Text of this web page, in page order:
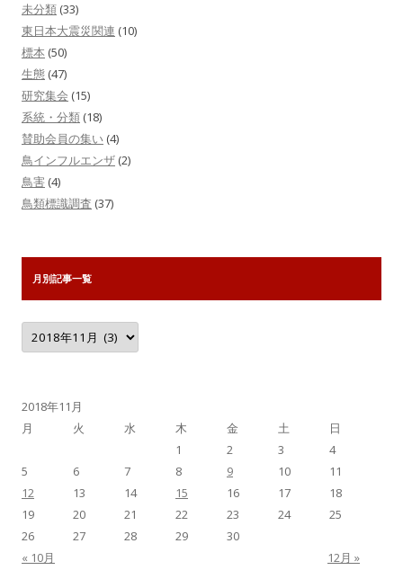
未分類 (33)
東日本大震災関連 (10)
標本 (50)
生態 (47)
研究集会 (15)
系統・分類 (18)
賛助会員の集い (4)
鳥インフルエンザ (2)
鳥害 (4)
鳥類標識調査 (37)
月別記事一覧
月
別
記
2018年11月
月
火 水 木 金 土
日
1
2 3
4
5
6 7 8 9 10
11
12
13 14 15 16 17
18
19
20 21 22 23 24
25
26
27 28 29
30
« 10月
12月 »